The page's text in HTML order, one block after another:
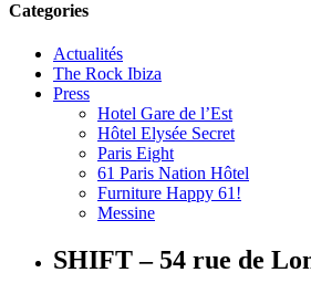
Categories
Actualités
The Rock Ibiza
Press
Hotel Gare de l’Est
Hôtel Elysée Secret
Paris Eight
61 Paris Nation Hôtel
Furniture Happy 61!
Messine
SHIFT – 54 rue de